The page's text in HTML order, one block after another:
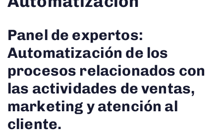
Panel de expertos:
Automatización de los
procesos relacionados con
las actividades de ventas,
marketing y atención al
cliente.